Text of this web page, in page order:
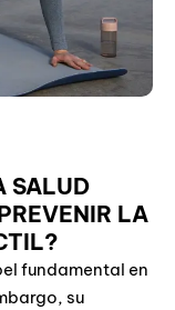
SALUD
LA
fundamental en
su